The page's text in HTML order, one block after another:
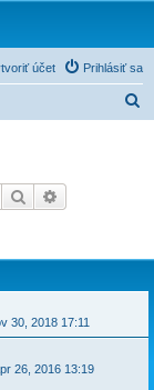
Prihlásiť sa
účet
Hľadať
30, 2018 17:11
26, 2016 13:19